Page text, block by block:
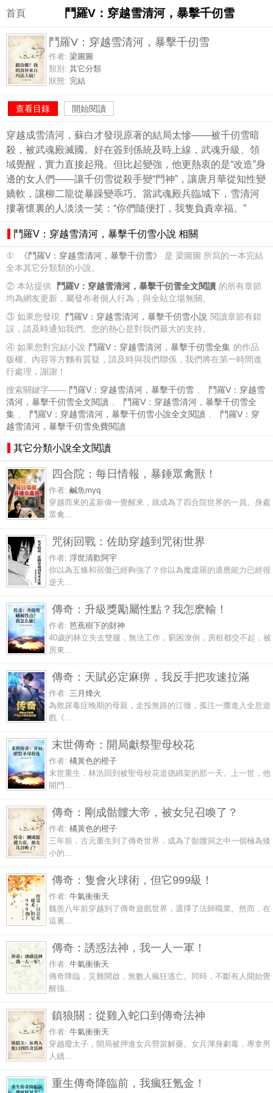
首頁 鬥羅V：穿越雪清河，暴擊千仞雪
鬥羅V：穿越雪清河，暴擊千仞雪
作者: 梁圖圖
類別: 其它分類
狀態: 完結
查看目錄 開始閱讀
穿越成雪清河，蘇白才發現原著的結局太慘——被千仞雪暗
殺，被武魂殿滅國。好在簽到係統及時上線，武魂升級、領
域覺醒，實力直接起飛。但比起變強，他更熱衷的是“改造”身
邊的女人們——讓千仞雪從殺手變“門神”，讓唐月華從知性變
嬌軟，讓柳二龍從暴躁變乖巧。當武魂殿兵臨城下，雪清河
摟著懷裏的人淡淡一笑：“你們隨便打，我隻負責幸福。”
鬥羅V：穿越雪清河，暴擊千仞雪小說 相關
① 《鬥羅V：穿越雪清河，暴擊千仞雪》
是 梁圖圖 所寫的一本完結
全本其它分類類的小說。
② 本站提供
鬥羅V：穿越雪清河，暴擊千仞雪全文閱讀 的所有章節
均為網友更新，屬發布者個人行為，與全站立場無關。
③ 如果您發現
鬥羅V：穿越雪清河，暴擊千仞雪小說 閱讀章節有錯
誤，請及時通知我們。您的熱心是對我們最大的支持。
④ 如果您對完結小說 鬥羅V：穿越雪清河，暴擊千仞雪全集 的作品
版權、內容等方麵有質疑，請及時與我們聯係，我們將在第一時間進
行處理，謝謝！
搜索關鍵字—— 鬥羅V：穿越雪清河，暴擊千仞雪 、
鬥羅V：穿越雪
清河，暴擊千仞雪全文閱讀 、
鬥羅V：穿越雪清河，暴擊千仞雪全
集 、 鬥羅V：穿越雪清河，暴擊千仞雪小說全文閱讀 、
鬥羅V：穿
越雪清河，暴擊千仞雪免費閱讀
其它分類小說全文閱讀
四合院：每日情報，暴錘眾禽獸！
作者: 鹹魚myq
穿越而來的孟新偉一覺醒來，就成為了四合院世界的一員。身處
眾禽...
咒術回戰：佐助穿越到咒術世界
作者: 浮世清歡阿宇
你以為五條和宿儺已經夠強了？你以為魔虛羅的適應能力已經很
逆天...
傳奇：升級獎勵屬性點？我怎麽輸！
作者: 芭蕉樹下的財神
40歲的林立失去雙腿，無法工作，窮困潦倒，房租都交不起，被
房東...
傳奇：天賦必定麻痹，我反手把攻速拉滿
作者: 三月烽火
為救尿毒症晚期的母親，走投無路的江徹，孤注一擲進入全息遊
戲《...
末世傳奇：開局獻祭聖母校花
作者: 橘黃色的橙子
末世重生，林浩回到被聖母校花道德綁架的那一天。上一世，他
開門...
傳奇：剛成骷髏大帝，被女兒召喚了？
作者: 橘黃色的橙子
三年前，古元重生到了傳奇世界，成為了骷髏洞之中一個極為矮
小的...
傳奇：隻會火球術，但它999級！
作者: 牛氣衝衝天
魏羨八年前穿越到了傳奇遊戲世界，選擇了法師職業。然而，在
這裏...
傳奇：誘惑法神，我一人一軍！
作者: 牛氣衝衝天
傳奇降臨，災難開啟，無數人瘋狂逃亡。同時，不斷有人開始覺
醒強...
鎮狼關：從雞入蛇口到傳奇法神
作者: 牛氣衝衝天
穿越廢太子，開局被押進女兵營當解藥。女兵渾身劇毒，專拿男
人續...
重生傳奇降臨前，我瘋狂氪金！